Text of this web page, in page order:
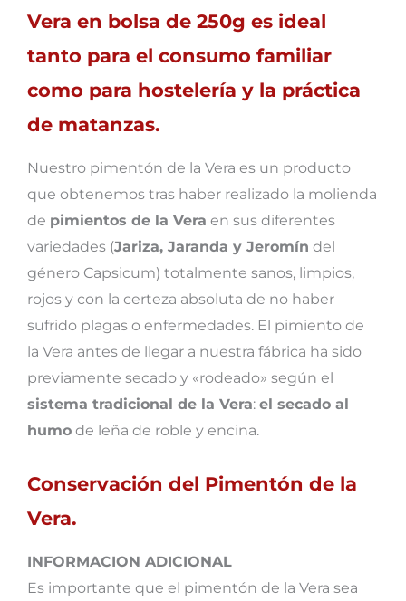
Vera en bolsa de 250g es ideal
tanto para el consumo familiar
como para hostelería y la práctica
de matanzas.
Nuestro pimentón de la Vera es un producto
que obtenemos tras haber realizado la molienda
de pimientos de la Vera en sus diferentes
variedades (Jariza, Jaranda y Jeromín del
género Capsicum) totalmente sanos, limpios,
rojos y con la certeza absoluta de no haber
sufrido plagas o enfermedades. El pimiento de
la Vera antes de llegar a nuestra fábrica ha sido
previamente secado y «rodeado» según el
sistema tradicional de la Vera: el secado al
humo de leña de roble y encina.
Conservación del Pimentón de la
Vera.
INFORMACION ADICIONAL
Es importante que el pimentón de la Vera sea